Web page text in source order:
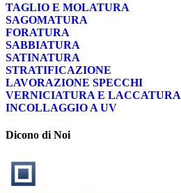
TAGLIO E MOLATURA
SAGOMATURA
FORATURA
SABBIATURA
SATINATURA
STRATIFICAZIONE
LAVORAZIONE SPECCHI
VERNICIATURA E LACCATURA
INCOLLAGGIO A UV
Dicono di Noi